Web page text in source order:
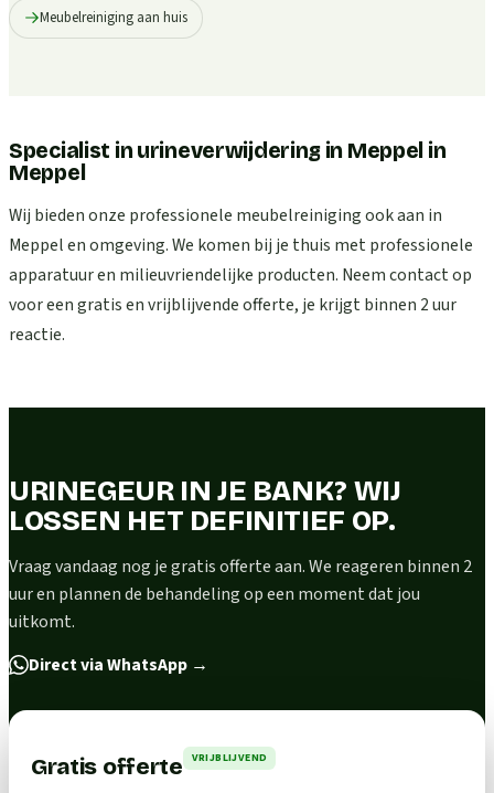
Meubelreiniging aan huis
Specialist in urineverwijdering in Meppel in
Meppel
Wij bieden onze professionele meubelreiniging ook aan in
Meppel en omgeving. We komen bij je thuis met professionele
apparatuur en milieuvriendelijke producten. Neem contact op
voor een gratis en vrijblijvende offerte, je krijgt binnen 2 uur
reactie.
URINEGEUR IN JE BANK? WIJ
LOSSEN HET DEFINITIEF OP.
Vraag vandaag nog je gratis offerte aan. We reageren binnen 2
uur en plannen de behandeling op een moment dat jou
uitkomt.
Direct via WhatsApp →
Gratis offerte VRIJBLIJVEND